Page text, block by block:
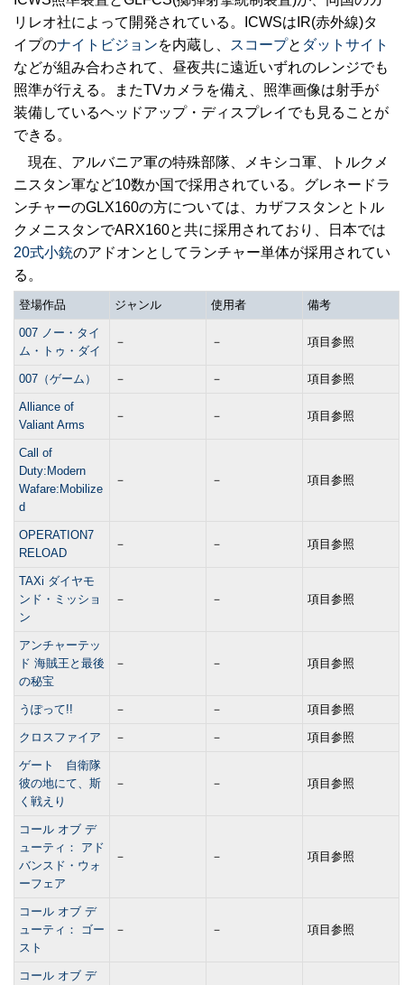
リレオ社によって開発されている。ICWSはIR(赤外線)タ
イプのナイトビジョンを内蔵し、 スコープと ダットサイト
などが組み合わされて、昼夜共に遠近いずれのレンジでも
照準が行える。またTVカメラを備え、照準画像は射手が
装備しているヘッドアップ・ディスプレイでも見ることが
できる。
現在、アルバニア軍の特殊部隊、メキシコ軍、トルクメ
ニスタン軍など10数か国で採用されている。グレネードラ
ンチャーのGLX160の方については、カザフスタンとトル
クメニスタンでARX160と共に採用されており、日本では
20式小銃のアドオンとしてランチャー単体が採用されてい
る。
登場作品 ジャンル 使用者 備考
007 ノー・タイ
ム・トゥ・ダイ
－ － 項目参照
007（ゲーム） － － 項目参照
Alliance of
Valiant Arms
－ － 項目参照
Call of
Duty:Modern
Wafare:Mobilize
d
－ － 項目参照
OPERATION7
RELOAD
－ － 項目参照
TAXi ダイヤモ
ンド・ミッショ
ン
－ － 項目参照
アンチャーテッ
ド 海賊王と最後
の秘宝
－ － 項目参照
うぽって!! － － 項目参照
クロスファイア － － 項目参照
ゲート 自衛隊
彼の地にて、斯
く戦えり
－ － 項目参照
コール オブ デ
ューティ： アド
バンスド・ウォ
ーフェア
－ － 項目参照
コール オブ デ
ューティ： ゴー
スト
－ － 項目参照
コール オブ デ